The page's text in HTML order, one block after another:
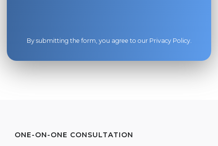
By submitting the form, you agree to our Privacy Policy.
ONE-ON-ONE CONSULTATION